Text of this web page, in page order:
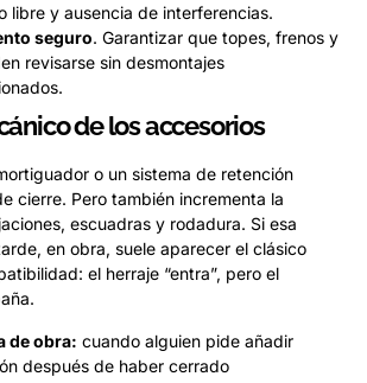
libre y ausencia de interferencias.
seguro. Garantizar que topes, frenos y
revisarse sin desmontajes
de los accesorios
o un sistema de retención
cierre. Pero también incrementa la
escuadras y rodadura. Si esa
en obra, suele aparecer el clásico
el herraje “entra”, pero el
de obra: cuando alguien pide añadir
después de haber cerrado